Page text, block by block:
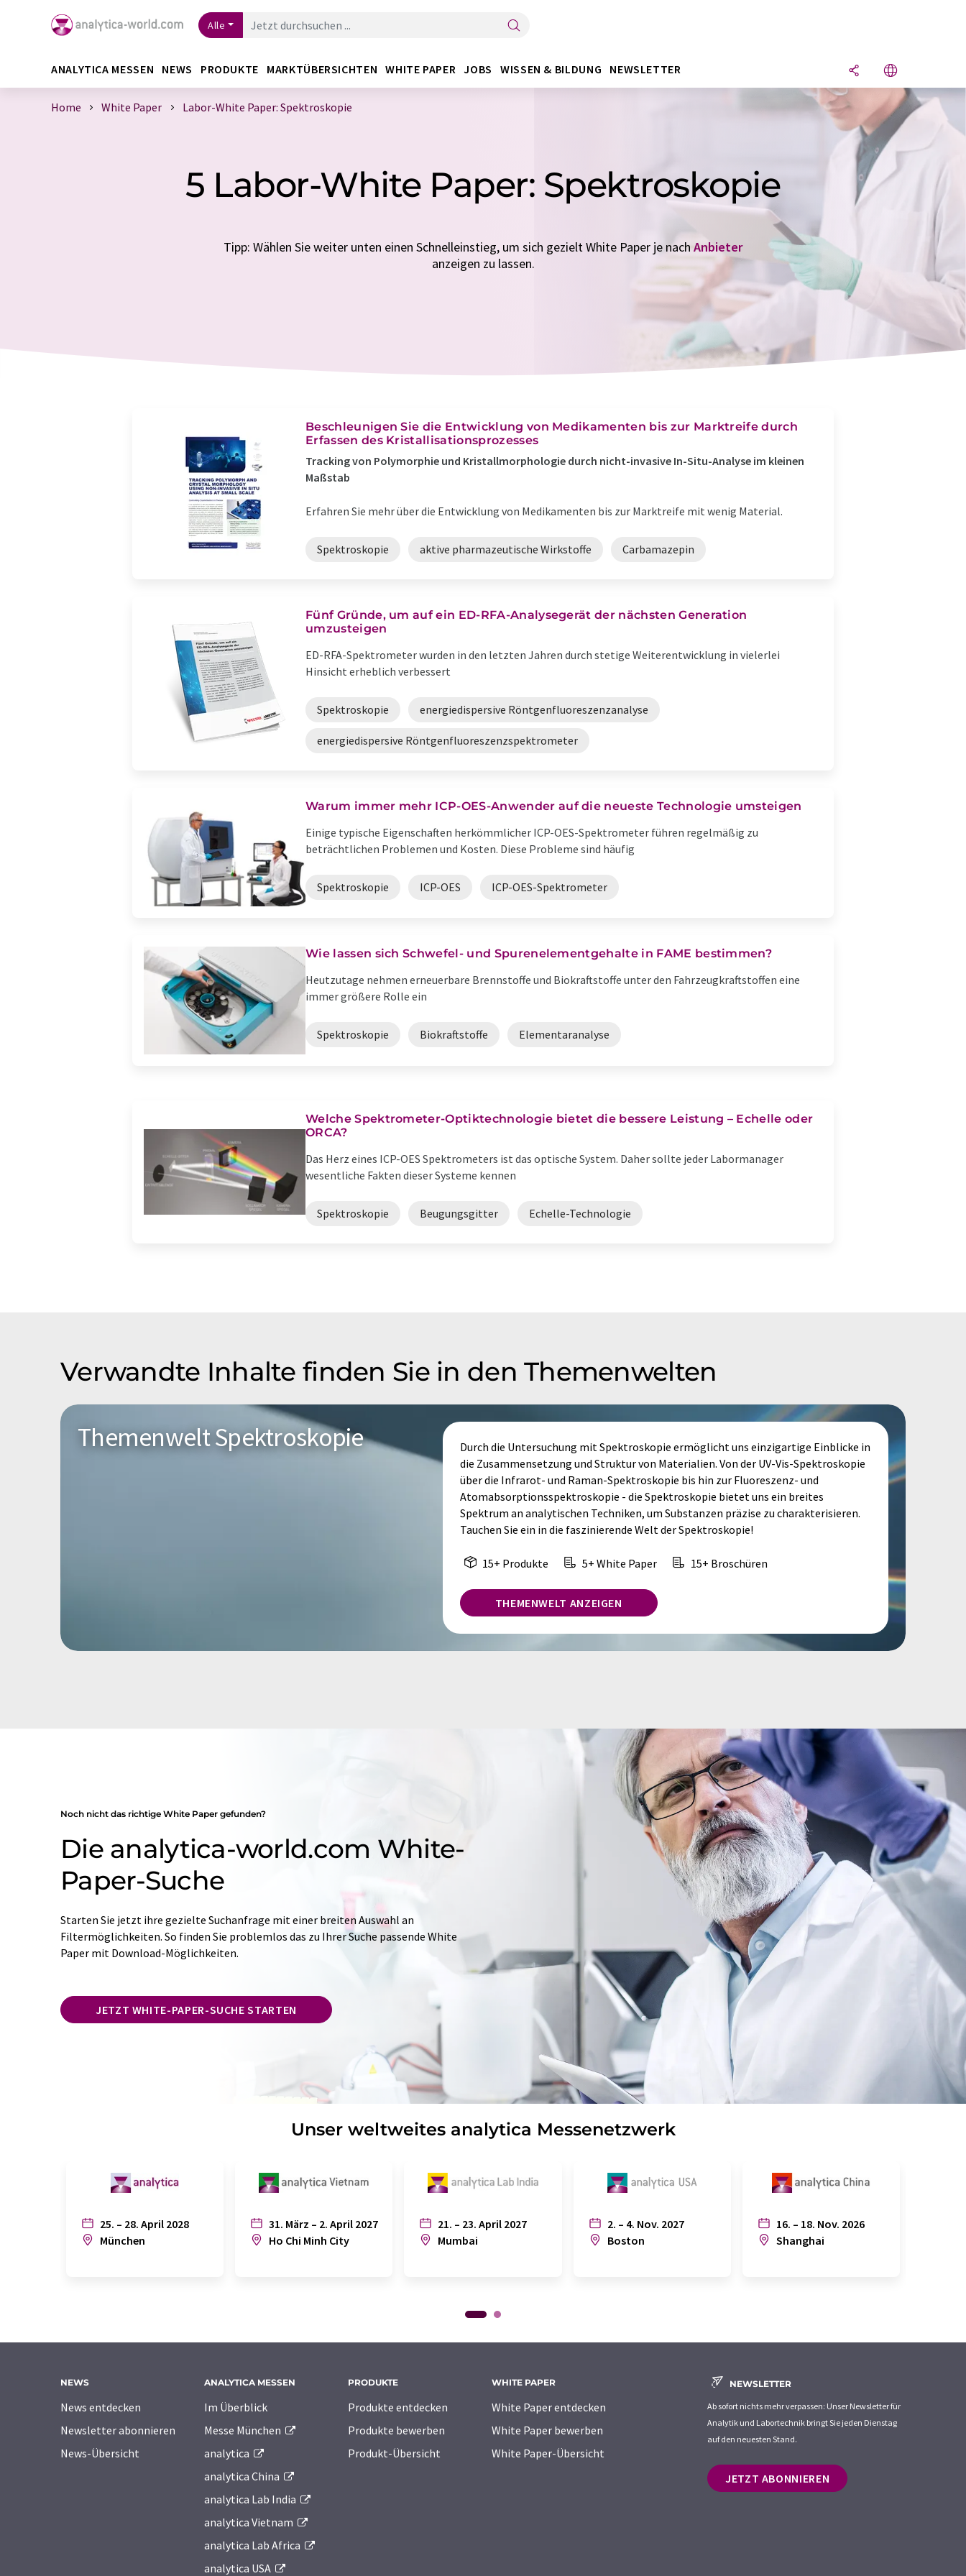
Alle
ANALYTICA MESSEN NEWS PRODUKTE MARKTÜBERSICHTEN WHITE PAPER JOBS WISSEN & BILDUNG NEWSLETTER
Home White Paper Labor-White Paper: Spektroskopie
5 Labor-White Paper: Spektroskopie
Tipp: Wählen Sie weiter unten einen Schnelleinstieg, um sich gezielt White Paper je nachAnbieter
anzeigen zu lassen.
Beschleunigen Sie die Entwicklung von Medikamenten bis zur Marktreife durch
Erfassen des Kristallisationsprozesses
Tracking von Polymorphie und Kristallmorphologie durch nicht-invasive In-Situ-Analyse im kleinen
Maßstab
Erfahren Sie mehr über die Entwicklung von Medikamenten bis zur Marktreife mit wenig Material.
Spektroskopie aktive pharmazeutische Wirkstoffe Carbamazepin
Fünf Gründe, um auf ein ED-RFA-Analysegerät der nächsten Generation
umzusteigen
ED-RFA-Spektrometer wurden in den letzten Jahren durch stetige Weiterentwicklung in vielerlei
Hinsicht erheblich verbessert
Spektroskopie energiedispersive Röntgenfluoreszenzanalyse
energiedispersive Röntgenfluoreszenzspektrometer
Warum immer mehr ICP-OES-Anwender auf die neueste Technologie umsteigen
Einige typische Eigenschaften herkömmlicher ICP-OES-Spektrometer führen regelmäßig zu
beträchtlichen Problemen und Kosten. Diese Probleme sind häufig
Spektroskopie ICP-OES ICP-OES-Spektrometer
Wie lassen sich Schwefel- und Spurenelementgehalte in FAME bestimmen?
Heutzutage nehmen erneuerbare Brennstoffe und Biokraftstoffe unter den Fahrzeugkraftstoffen eine
immer größere Rolle ein
Spektroskopie Biokraftstoffe Elementaranalyse
Welche Spektrometer-Optiktechnologie bietet die bessere Leistung – Echelle oder
ORCA?
Das Herz eines ICP-OES Spektrometers ist das optische System. Daher sollte jeder Labormanager
wesentliche Fakten dieser Systeme kennen
Spektroskopie Beugungsgitter Echelle-Technologie
Verwandte Inhalte finden Sie in den Themenwelten
Themenwelt Spektroskopie
Durch die Untersuchung mit Spektroskopie ermöglicht uns einzigartige Einblicke in
die Zusammensetzung und Struktur von Materialien. Von der UV-Vis-Spektroskopie
über die Infrarot- und Raman-Spektroskopie bis hin zur Fluoreszenz- und
Atomabsorptionsspektroskopie - die Spektroskopie bietet uns ein breites
Spektrum an analytischen Techniken, um Substanzen präzise zu charakterisieren.
Tauchen Sie ein in die faszinierende Welt der Spektroskopie!
15+ Produkte 5+ White Paper 15+ Broschüren
THEMENWELT ANZEIGEN
Noch nicht das richtige White Paper gefunden?
Die analytica-world.com White-
Paper-Suche
Starten Sie jetzt ihre gezielte Suchanfrage mit einer breiten Auswahl an
Filtermöglichkeiten. So finden Sie problemlos das zu Ihrer Suche passende White
Paper mit Download-Möglichkeiten.
JETZT WHITE-PAPER-SUCHE STARTEN
Unser weltweites analytica Messenetzwerk
25. – 28. April 2028
München
31. März – 2. April 2027
Ho Chi Minh City
21. – 23. April 2027
Mumbai
2. – 4. Nov. 2027
Boston
16. – 18. Nov. 2026
Shanghai
NEWS
News entdecken
Newsletter abonnieren
News-Übersicht
ANALYTICA MESSEN
Im Überblick
Messe München
analytica
analytica China
analytica Lab India
analytica Vietnam
analytica Lab Africa
analytica USA
PRODUKTE
Produkte entdecken
Produkte bewerben
Produkt-Übersicht
WHITE PAPER
White Paper entdecken
White Paper bewerben
White Paper-Übersicht
NEWSLETTER
Ab sofort nichts mehr verpassen: Unser Newsletter für
Analytik und Labortechnik bringt Sie jeden Dienstag
auf den neuesten Stand.
JETZT ABONNIEREN